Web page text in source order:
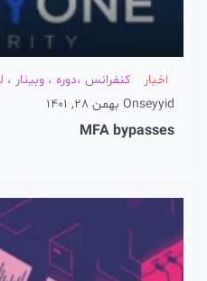
کنفرانس ،دوره ، وبینار ، لایو ، CTF
seyyid
On بهمن 28, 1401
MFA bypasses